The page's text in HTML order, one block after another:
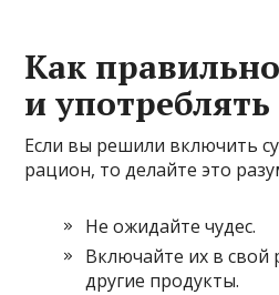
Как
и
Если вы решили включить
рацион, то делайте это
Не ожидайте чудес.
Включайте их в свой
другие продукты.